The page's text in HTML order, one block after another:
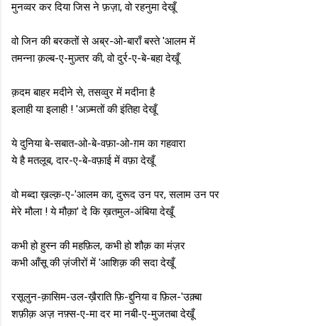
मुनव्वर कर दिया जिस ने फ़ज़ा, वो रहनुमा देखूँ
वो जिन की बरकतों से अब्र-ओ-बाराँ बस्ते 'आलम में
तमन्ना क़ल्ब-ए-मुज़्तर की, वो दुर्र-ए-बे-बहा देखूँ
क़दम बाहर मदीने से, तसव्वुर में मदीना है
इलाही या इलाही ! 'अज़्मतों की इंतिहा देखूँ
ये दुनिया बे-सबात-ओ-बे-वफ़ा-ओ-ग़म का गहवारा
ये है मतलूब, दार-ए-बे-वफ़ाई में वफ़ा देखूँ
वो मब्दा ख़ल्क़-ए-'आलम का, दुरूद उन पर, सलाम उन पर
मेरे मौला ! ये मौक़ा' दे कि ख़तमुल-अंबिया देखूँ
कभी हो हुस्न की महफ़िल, कभी हो शौक़ का मंज़र
कभी आँसू की ज़ंजीरों में 'आशिक़ की सदा देखूँ
रसूलुन-क़ासिम-उल-ख़ैराति फ़ि-द्दुनिया व फ़िल-'उक़्बा
शफ़ीक़ अज़ नफ़्स-ए-मा दर मा नबी-ए-मुजतबा देखूँ